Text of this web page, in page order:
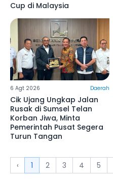
Cup di Malaysia
6 Agt 2026 Daerah
Cik Ujang Ungkap Jalan
Rusak di Sumsel Telan
Korban Jiwa, Minta
Pemerintah Pusat Segera
Turun Tangan
‹ 1 2 3 4 5